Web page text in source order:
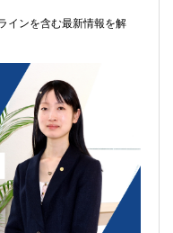
インを含む最新情報を解